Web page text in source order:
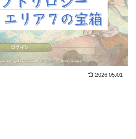
2026.05.01